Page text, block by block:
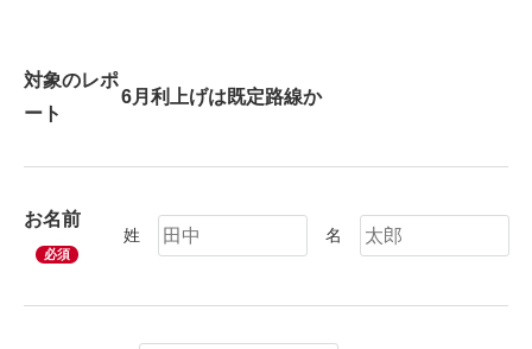
対象のレポ
ート
お名前
必須
姓 名